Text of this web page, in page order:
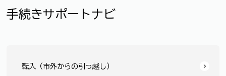
手続きサポートナビ
転入（市外からの引っ越し）